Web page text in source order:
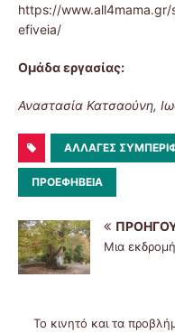
https://
efiveia/
Ομάδα εργασίας:
Αναστασία Κατσαούνη,
ΑΛΛΑΓΈΣ
ΠΡΟΕΦΗΒΕΊΑ
Μια
Το κινητό και τα